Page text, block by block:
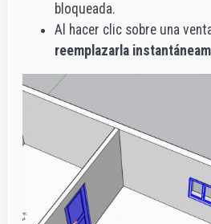
bloqueada.
Al hacer clic sobre una
reemplazarla